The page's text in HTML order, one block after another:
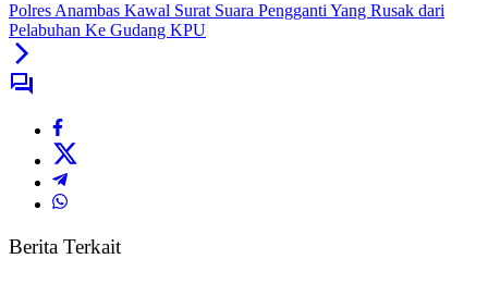
Polres Anambas Kawal Surat Suara Pengganti Yang Rusak dari
Pelabuhan Ke Gudang KPU
Berita Terkait